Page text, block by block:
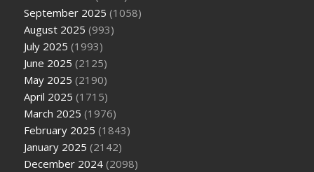
September 2025 (1058)
August 2025 (993)
July 2025 (1993)
June 2025 (2125)
May 2025 (2190)
April 2025 (1715)
March 2025 (1976)
February 2025 (1843)
January 2025 (2142)
December 2024 (2098)